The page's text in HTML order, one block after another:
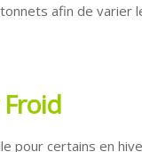
afin de varier
pour certains en